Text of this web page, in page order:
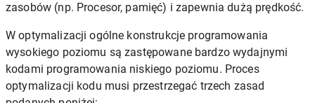
zasobów (np. Procesor, pamięć) i zapewnia dużą prędkość.
W optymalizacji ogólne konstrukcje programowania
wysokiego poziomu są zastępowane bardzo wydajnymi
kodami programowania niskiego poziomu. Proces
optymalizacji kodu musi przestrzegać trzech zasad